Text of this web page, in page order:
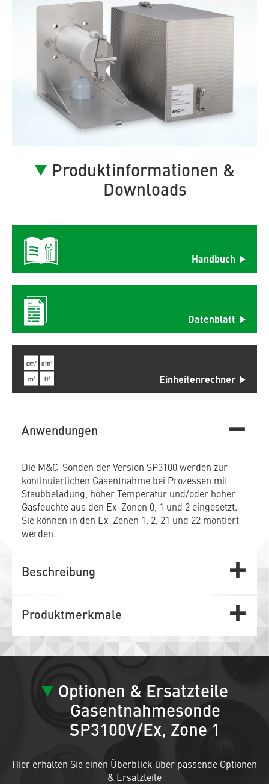
Produktinformationen &
Downloads
Handbuch
Datenblatt
Einheitenrechner
Anwendungen
Die M&C-Sonden der Version SP3100 werden zur
kontinuierlichen Gasentnahme bei Prozessen mit
Staubbeladung, hoher Temperatur und/oder hoher
Gasfeuchte aus den Ex-Zonen 0, 1 und 2 eingesetzt.
Sie können in den Ex-Zonen 1, 2, 21 und 22 montiert
werden.
Beschreibung
Produktmerkmale
Optionen & Ersatzteile
Gasentnahmesonde
SP3100V/Ex, Zone 1
Hier erhalten Sie einen Überblick über passende Optionen
& Ersatzteile